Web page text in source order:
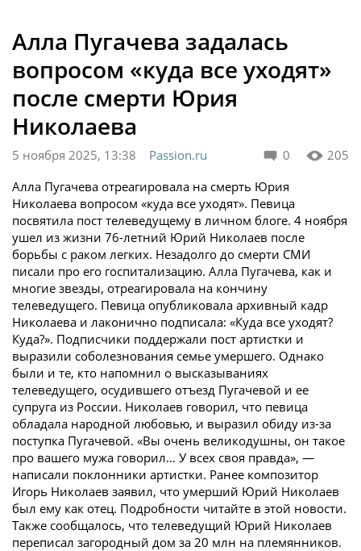
Алла Пугачева задалась
вопросом «куда все уходят»
после смерти Юрия
Николаева
0 205
5 ноября 2025, 13:38
Passion.ru
Алла Пугачева отреагировала на смерть Юрия
Николаева вопросом «куда все уходят». Певица
посвятила пост телеведущему в личном блоге. 4 ноября
ушел из жизни 76-летний Юрий Николаев после
борьбы с раком легких. Незадолго до смерти СМИ
писали про его госпитализацию. Алла Пугачева, как и
многие звезды, отреагировала на кончину
телеведущего. Певица опубликовала архивный кадр
Николаева и лаконично подписала: «Куда все уходят?
Куда?». Подписчики поддержали пост артистки и
выразили соболезнования семье умершего. Однако
были и те, кто напомнил о высказываниях
телеведущего, осудившего отъезд Пугачевой и ее
супруга из России. Николаев говорил, что певица
обладала народной любовью, и выразил обиду из-за
поступка Пугачевой. «Вы очень великодушны, он такое
про вашего мужа говорил… У всех своя правда», —
написали поклонники артистки. Ранее композитор
Игорь Николаев заявил, что умерший Юрий Николаев
был ему как отец. Подробности читайте в этой новости.
Также сообщалось, что телеведущий Юрий Николаев
переписал загородный дом за 20 млн на племянников.